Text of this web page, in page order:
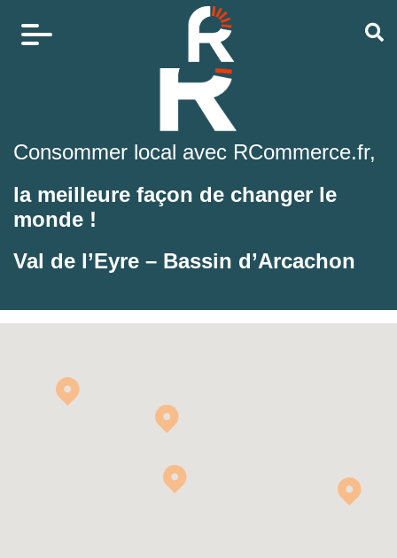
Consommer local avec RCommerce.fr,
la meilleure façon de changer le
monde !
Val de l’Eyre – Bassin d’Arcachon